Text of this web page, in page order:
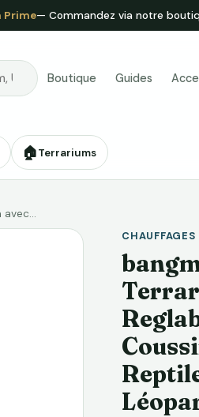
Prime— Commandez via notre
Boutique Guides
🏠Terrariums
avec…
CHAUFFAGES